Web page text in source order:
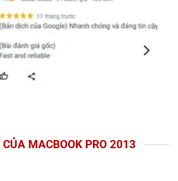
CỦA MACBOOK PRO 2013